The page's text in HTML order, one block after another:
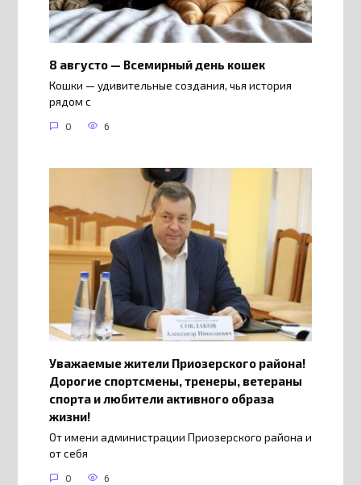
8 августо — Всемирный день кошек
Кошки — удивительные создания, чья история
рядом с
0 6
Уважаемые жители Приозерского района!
Дорогие спортсмены, тренеры, ветераны
спорта и любители активного образа
жизни!
От имени администрации Приозерского района и
от себя
0 6